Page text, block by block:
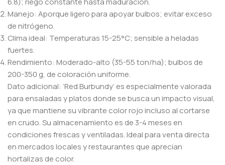
Manejo: Aporque ligero para apoyar bulbos; evitar exceso
de nitrógeno.
Clima ideal: Temperaturas 15-25°C; sensible a heladas
fuertes.
Rendimiento: Moderado-alto (35-55 ton/ha); bulbos de
200-350 g, de coloración uniforme.
Dato adicional: ‘Red Burbundy’ es especialmente valorada
para ensaladas y platos donde se busca un impacto visual,
ya que mantiene su vibrante color rojo incluso al cortarse
en crudo. Su almacenamiento es de 3-4 meses en
condiciones frescas y ventiladas. Ideal para venta directa
en mercados locales y restaurantes que aprecian
hortalizas de color.